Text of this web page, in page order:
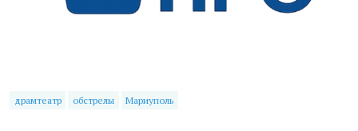
драмтеатр обстрелы Мариуполь